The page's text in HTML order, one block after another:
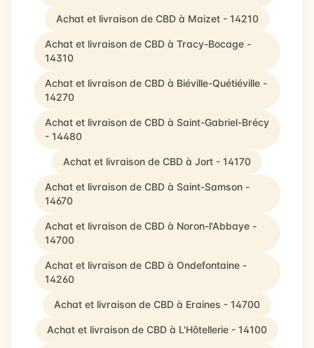
Achat et livraison de CBD à Maizet - 14210
Achat et livraison de CBD à Tracy-Bocage -
14310
Achat et livraison de CBD à Biéville-Quétiéville -
14270
Achat et livraison de CBD à Saint-Gabriel-Brécy
- 14480
Achat et livraison de CBD à Jort - 14170
Achat et livraison de CBD à Saint-Samson -
14670
Achat et livraison de CBD à Noron-l'Abbaye -
14700
Achat et livraison de CBD à Ondefontaine -
14260
Achat et livraison de CBD à Eraines - 14700
Achat et livraison de CBD à L'Hôtellerie - 14100